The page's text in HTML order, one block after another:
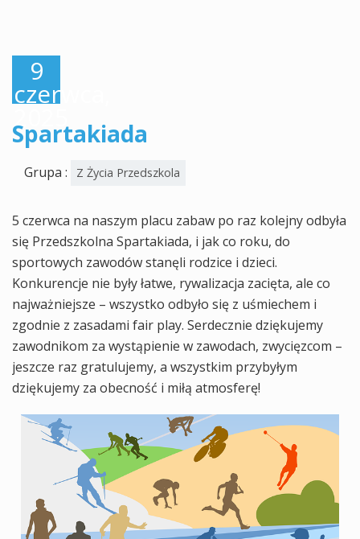
9
czerwca,
2025
Spartakiada
Grupa : Z Życia Przedszkola
5 czerwca na naszym placu zabaw po raz kolejny odbyła
się Przedszkolna Spartakiada, i jak co roku, do
sportowych zawodów stanęli rodzice i dzieci.
Konkurencje nie były łatwe, rywalizacja zacięta, ale co
najważniejsze – wszystko odbyło się z uśmiechem i
zgodnie z zasadami fair play. Serdecznie dziękujemy
zawodnikom za wystąpienie w zawodach, zwycięzcom –
jeszcze raz gratulujemy, a wszystkim przybyłym
dziękujemy za obecność i miłą atmosferę!